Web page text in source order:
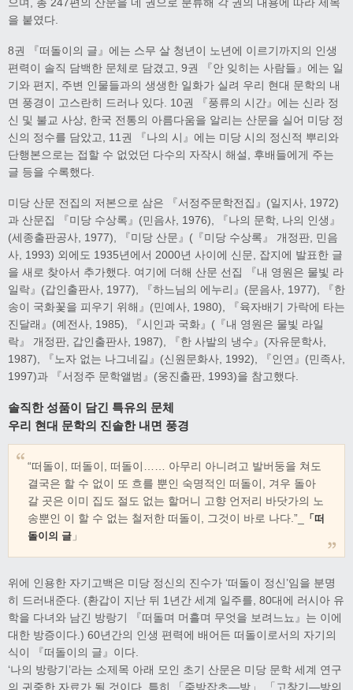
으며, 총 247편의 산문을 네 권으로 분류해 각 권의 내용에 따라 제목
을 붙였다.
8권 『떠돌이의 글』에는 스무 살 청년이 노년에 이르기까지의 인생
편력이 솔직 담백한 문체로 담겼고, 9권 『안 잊히는 사람들』에는 일
기와 편지, 주변 인물들과의 생생한 일화가 실려 우리 현대 문학의 내
면 풍경이 고스란히 드러나 있다. 10권 『풍류의 시간』에는 신라 정
신 및 불교 사상, 한국 전통의 아름다움을 알리는 산문을 실어 미당 정
신의 정수를 담았고, 11권 『나의 시』에는 미당 시의 정신적 뿌리와
단행본으로는 접할 수 없었던 다수의 자작시 해설, 후배들에게 주는
글 등을 수록했다.
미당 산문 전집의 저본으로 삼은 『서정주문학전집』(일지사, 1972)
과 산문집 『미당 수상록』(민음사, 1976), 『나의 문학, 나의 인생』
(세종출판공사, 1977), 『미당 산문』(『미당 수상록』 개정판, 민음
사, 1993) 외에도 1935년에서 2000년 사이에 신문, 잡지에 발표한 글
을 새로 찾아서 추가했다. 여기에 더해 산문 선집 『내 영원은 물빛 라
일락』(갑인출판사, 1977), 『하느님의 에누리』(문음사, 1977), 『한
송이 국화꽃을 피우기 위해』(민예사, 1980), 『육자배기 가락에 타는
진달래』(예전사, 1985), 『시인과 국화』(『내 영원은 물빛 라일
락』 개정판, 갑인출판사, 1987), 『한 사발의 냉수』(자유문학사,
1987), 『노자 없는 나그네길』(신원문화사, 1992), 『인연』(민족사,
1997)과 『서정주 문학앨범』(웅진출판, 1993)을 참고했다.
솔직한 성품이 담긴 특유의 문체
우리 현대 문학의 진솔한 내면 풍경
“떠돌이, 떠돌이, 떠돌이…… 아무리 아니려고 발버둥을 쳐도
결국은 할 수 없이 또 흐를 뿐인 숙명적인 떠돌이, 겨우 돌아
갈 곳은 이미 집도 절도 없는 할머니 고향 언저리 바닷가의 노
송뿐인 이 할 수 없는 철저한 떠돌이, 그것이 바로 나다.”_
「떠
돌이의 글 」
위에 인용한 자기고백은 미당 정신의 진수가 ‘떠돌이 정신’임을 분명
히 드러내준다. (환갑이 지난 뒤 1년간 세계 일주를, 80대에 러시아 유
학을 다녀와 남긴 방랑기 『떠돌며 머흘며 무엇을 보려느뇨』는 이에
대한 방증이다.) 60년간의 인생 편력에 배어든 떠돌이로서의 자기의
식이 『떠돌이의 글』이다.
‘나의 방랑기’라는 소제목 아래 모인 초기 산문은 미당 문학 세계 연구
의 귀중한 자료가 될 것이다. 특히 「죽방잡초―방」 「고창기―방의